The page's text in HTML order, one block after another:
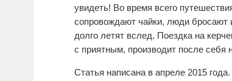
увидеть! Во время всего
сопровождают чайки, люди бросают
долго летят вслед. Поездка на
с приятным, производит после себя
Статья написана в апреле 2015